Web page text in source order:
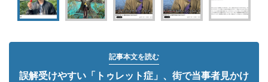
記事本文を読む
誤解受けやすい「トゥレット症」、街で当事者見かけ